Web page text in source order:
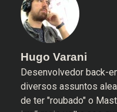
Hugo Varani
Desenvolvedor back-
diversos assuntos
de ter "roubado" o